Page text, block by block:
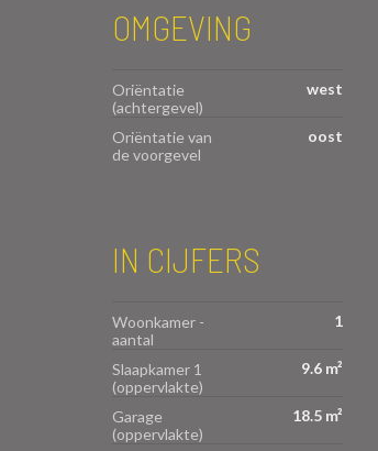
OMGEVING
Oriëntatie
(achtergevel)
west
Oriëntatie van
de voorgevel
oost
IN CIJFERS
Woonkamer -
aantal
1
Slaapkamer 1
(oppervlakte)
9.6 m²
Garage
(oppervlakte)
18.5 m²